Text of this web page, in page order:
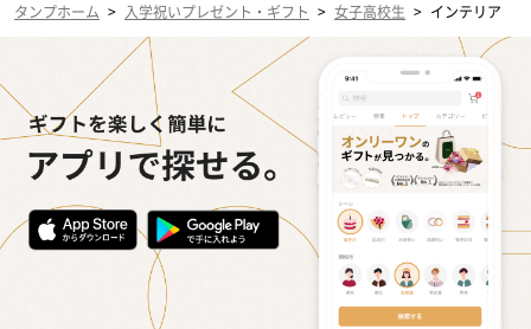
タンプホーム > 入学祝いプレゼント・ギフト > 女子高校生 > インテリア